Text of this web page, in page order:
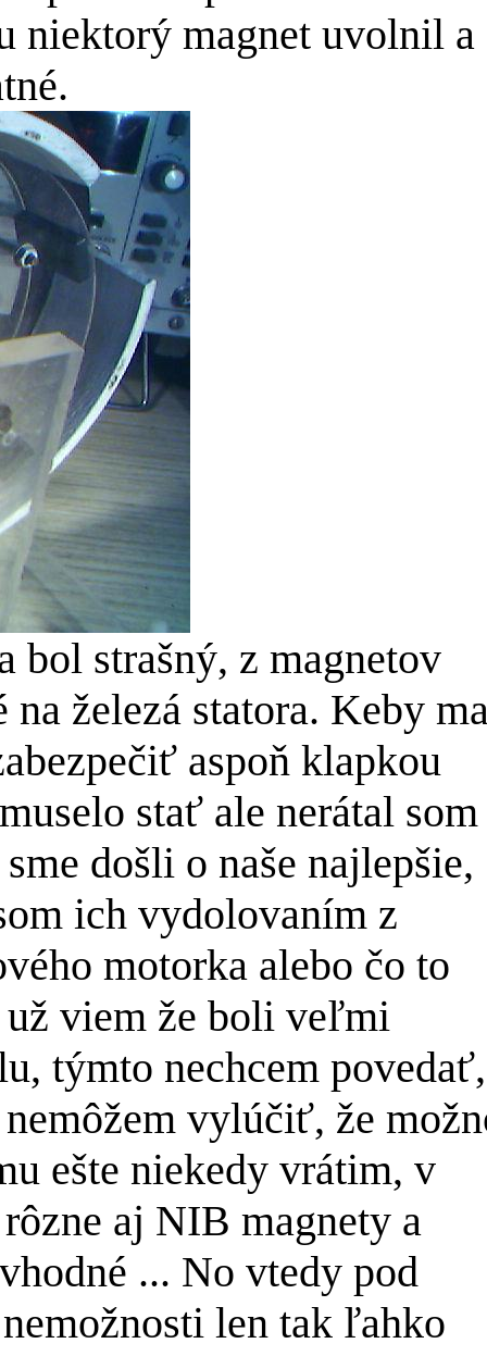
niektorý magnet uvolnil a
bol strašný, z magnetov
železá statora. Keby
aspoň klapkou
stať ale nerátal som
došli o naše najlepšie,
ich vydolovaním z
motorka alebo čo to
už viem že boli veľmi
týmto nechcem povedať,
vylúčiť, že
ešte niekedy vrátim, v
aj NIB magnety a
... No vtedy pod
len tak ľahko